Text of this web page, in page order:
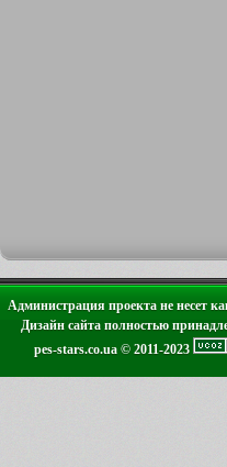
Администрация проекта не несет
Дизайн сайта полностью
pes-stars.co.ua © 2011-2023